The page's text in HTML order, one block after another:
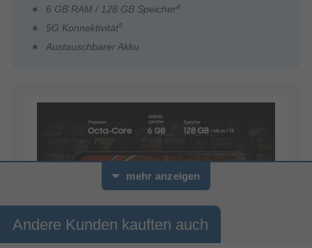
6 GB RAM / 128 GB Speicher4
5G Konnektivität5
Austauschbarer Akku
mehr anzeigen
Andere Kunden kauften auch